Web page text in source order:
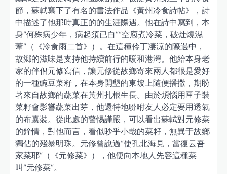
節，蘇軾寫下了有名的書法作品《黃州冷食詩帖》，詩
中描述了他那時真正的的生涯際遇。他在詩中寫到，本
身“何殊病少年，病起須已白”“空庖煮冷菜，破灶燒濕
葦”（《冷食雨二首》）。在這種伶丁凄涼的際遇中，
故鄉的滋味是支持他持續前行的暖和港灣。他給本身老
家的伴侶元修寫信，讓元修從故鄉寄來兩人都很是愛好
的一種豌豆菜籽，在本身開墾的東坡上隨便播撒，期盼
著來自故鄉的蔬菜在黃州扎根生長。由於煩惱用匣子裝
菜籽會影響蔬菜出芽，他還特地吩咐友人必定要用透氣
的布囊裝。從此處的警惕謹嚴，可以看出蘇軾對元修菜
的鐘情，對他而言，看似眇乎小哉的菜籽，無異于故鄉
獨佔的殘暴明珠。元修曾說過“使孔北海見，當復云吾
家菜耶”（《元修菜》），他便向本地人先容這種菜
叫“元修菜”。